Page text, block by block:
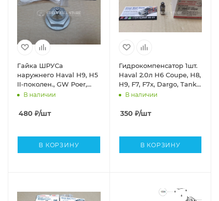
Гайка ШРУСа
наружнего Haval H9, H5
II-поколен., GW Poer,
Poer KingKong, Tank 300
В наличии
480 ₽/шт
В КОРЗИНУ
Гидрокомпенсатор 1шт.
Haval 2.0л H6 Coupe, H8,
H9, F7, F7x, Dargo, Tank
300 (ОРИГИНАЛ)
В наличии
350 ₽/шт
В КОРЗИНУ